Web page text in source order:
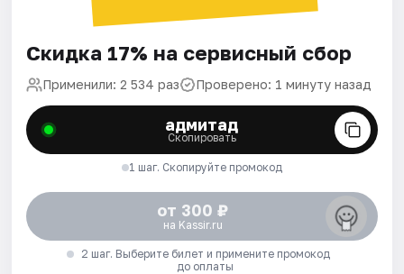
Скидка 17% на сервисный сбор
Применили: 2 534 раз Проверено: 1 минуту назад
адмитад
Скопировать
1 шаг. Скопируйте промокод
от 300 ₽
на Kassir.ru
2 шаг. Выберите билет и примените промокод
до оплаты